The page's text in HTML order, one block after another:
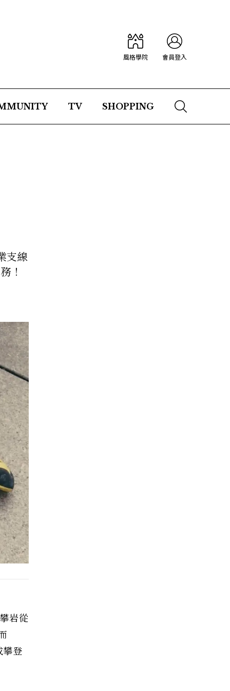
風格學院 會員登入
TV SHOPPING
支線
！
岩從
登